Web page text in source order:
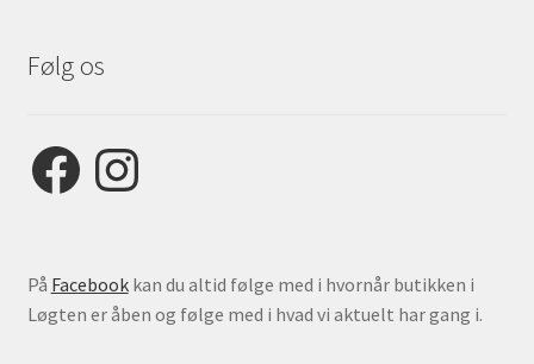
Følg os
FacebookInstagram
På Facebookkan du altid følge med i hvornår butikken i
Løgten er åben og følge med i hvad vi aktuelt har gang i.